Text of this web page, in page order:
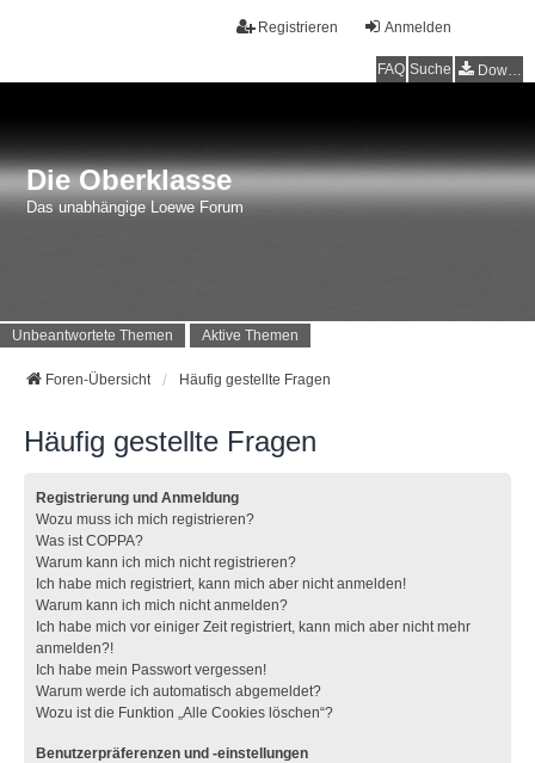
Anmelden
Registrieren
FAQ Suche Downloads
Die Oberklasse
Das unabhängige Loewe Forum
Unbeantwortete Themen Aktive Themen
Foren-Übersicht Häufig gestellte Fragen
Häufig gestellte Fragen
Registrierung und Anmeldung
Wozu muss ich mich registrieren?
Was ist COPPA?
Warum kann ich mich nicht registrieren?
Ich habe mich registriert, kann mich aber nicht anmelden!
Warum kann ich mich nicht anmelden?
Ich habe mich vor einiger Zeit registriert, kann mich aber nicht mehr
anmelden?!
Ich habe mein Passwort vergessen!
Warum werde ich automatisch abgemeldet?
Wozu ist die Funktion „Alle Cookies löschen“?
Benutzerpräferenzen und -einstellungen